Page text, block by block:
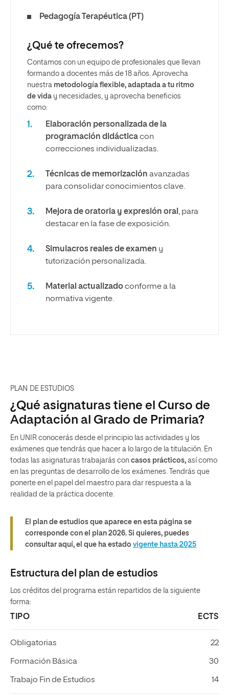
Pedagogía Terapéutica (PT)
¿Qué te ofrecemos?
Contamos con un equipo de profesionales que llevan
formando a docentes más de 18 años. Aprovecha
nuestra metodología flexible, adaptada a tu ritmo
de vida y necesidades, y aprovecha beneficios
como:
Elaboración personalizada de la
programación didácticacon
correcciones individualizadas.
Técnicas de memorización avanzadas
para consolidar conocimientos clave.
Mejora de oratoria y expresión oral , para
destacar en la fase de exposición.
Simulacros reales de examen y
tutorización personalizada.
Material actualizadoconforme a la
normativa vigente.
PLAN DE ESTUDIOS
¿Qué asignaturas tiene el Curso de
Adaptación al Grado de Primaria?
En UNIR conocerás desde el principio las actividades y los
exámenes que tendrás que hacer a lo largo de la titulación. En
todas las asignaturas trabajarás con casos prácticos, así como
en las preguntas de desarrollo de los exámenes. Tendrás que
ponerte en el papel del maestro para dar respuesta a la
realidad de la práctica docente.
El plan de estudios que aparece en esta página se
corresponde con el plan 2026. Si quieres, puedes
consultar aquí, el que ha estado vigente hasta 2025
Estructura del plan de estudios
Los créditos del programa están repartidos de la siguiente
forma:
TIPO ECTS
Obligatorias 22
Formación Básica 30
Trabajo Fin de Estudios 14